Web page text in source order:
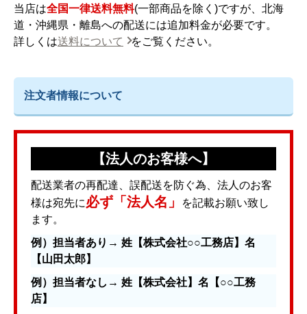
当店は全国一律送料無料(一部商品を除く)ですが、北海
道・沖縄県・離島への配送には追加料金が必要です。
詳しくは送料について をご覧ください。
注文者情報について
【法人のお客様へ】
配送業者の再配達、誤配送を防ぐ為、法人のお客
様は宛先に必ず「法人名」
を記載お願い致し
ます。
例）担当者あり→ 姓【株式会社○○工務店】名
【山田太郎】
例）担当者なし→ 姓【株式会社】名【○○工務
店】